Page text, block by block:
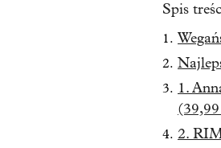
Spis
1.
(39,99
2.